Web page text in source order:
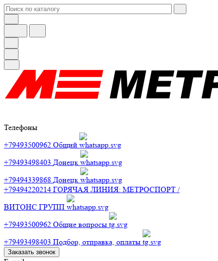
Телефоны
+79493500962 Общий
+79493498403 Донецк
+79494339868 Донецк
+79494220214 ГОРЯЧАЯ ЛИНИЯ: МЕТРОСПОРТ /
ВИТОНС ГРУПП
+79493500962 Общие вопросы
+79493498403 Подбор, отправка, оплаты
Заказать звонок